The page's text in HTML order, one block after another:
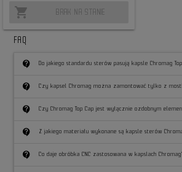
shopping_cart BRAK NA STANIE
FAQ
contact_support Do jakiego standardu sterów pasują kapsle Chromag
contact_support Czy kapsel Chromag można zamontować tylko z
contact_support Czy Chromag Top Cap jest wyłącznie ozdobnym
contact_support Z jakiego materiału wykonane są kapsle sterów
contact_support Co daje obróbka CNC zastosowana w kapslach